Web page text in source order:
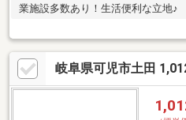
業施設多数あり！生活便利な立地♪
岐阜県可児市土田